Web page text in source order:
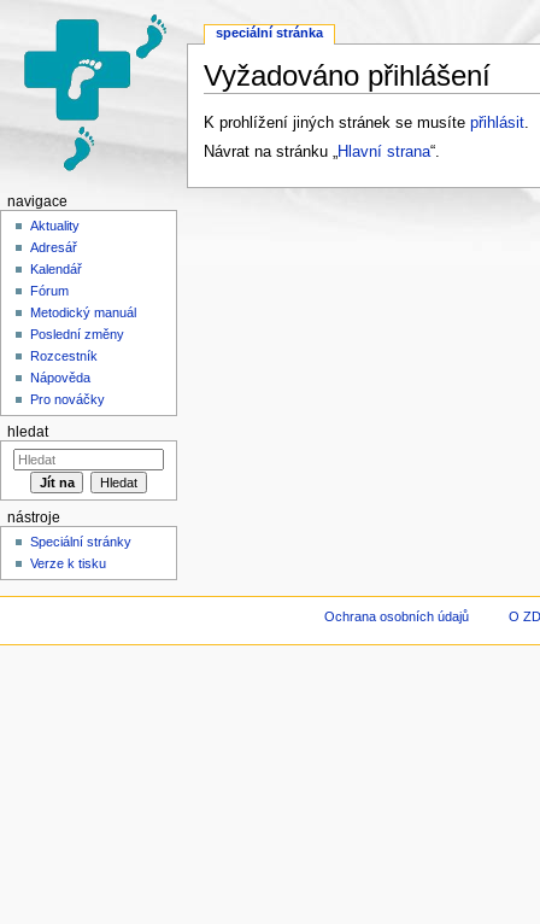
Vyžadováno přihlášení
K prohlížení jiných stránek se musíte přihlásit.
Návrat na stránku „Hlavní strana“.
speciální stránka
navigace
Aktuality
Adresář
Kalendář
Fórum
Metodický manuál
Poslední změny
Rozcestník
Nápověda
Pro nováčky
hledat
nástroje
Speciální stránky
Verze k tisku
Ochrana osobních údajů O